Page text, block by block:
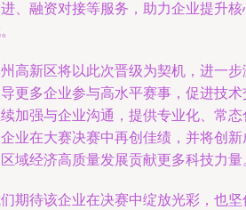
、融资对接等服务，助力企业提升
高新区将以此次晋级为契机，进一
更多企业参与高水平赛事，促进技
加强与企业沟通，提供专业化、常
业在大赛决赛中再创佳绩，并将创
域经济高质量发展贡献更多科技力量
期待该企业在决赛中绽放光彩，也